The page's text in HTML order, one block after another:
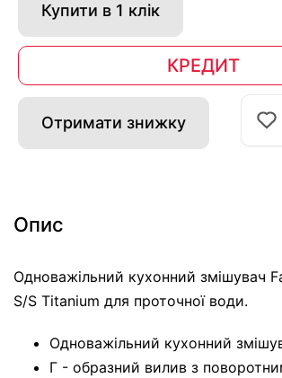
Купити в 1 клік
КРЕДИТ
Отримати знижку
Опис
Одноважільний кухонний змішувач
S/S Titanium для проточної води.
Одноважільний кухонний
Г - образний вилив з